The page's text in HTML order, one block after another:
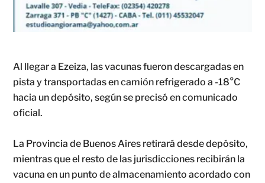
Al llegar a Ezeiza, las vacunas fueron descargadas en
pista y transportadas en camión refrigerado a -18°C
hacia un depósito, según se precisó en comunicado
oficial.
La Provincia de Buenos Aires retirará desde depósito,
mientras que el resto de las jurisdicciones recibirán la
vacuna en un punto de almacenamiento acordado con